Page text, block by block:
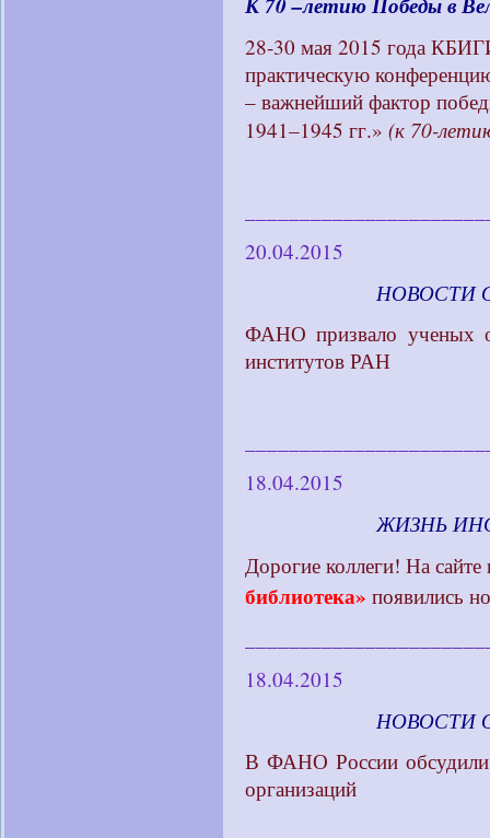
28-30 мая 2015 года
практическую
– важнейший фактор
1941–1945 гг.» (к 70-
20.04.2015
НОВОСТИ
ФАНО призвало ученых
институтов РАН
18.04.2015
ЖИЗНЬ
Дорогие коллеги! На сайте
библиотека» появились
18.04.2015
НОВОСТИ
В ФАНО России обсудили
организаций